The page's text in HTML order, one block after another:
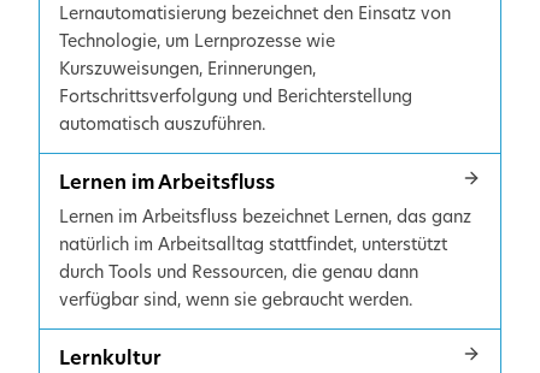
Lernautomatisierung bezeichnet den Einsatz von
Technologie, um Lernprozesse wie
Kurszuweisungen, Erinnerungen,
Fortschrittsverfolgung und Berichterstellung
automatisch auszuführen.
Lernen im Arbeitsfluss
Lernen im Arbeitsfluss bezeichnet Lernen, das ganz
natürlich im Arbeitsalltag stattfindet, unterstützt
durch Tools und Ressourcen, die genau dann
verfügbar sind, wenn sie gebraucht werden.
Lernkultur